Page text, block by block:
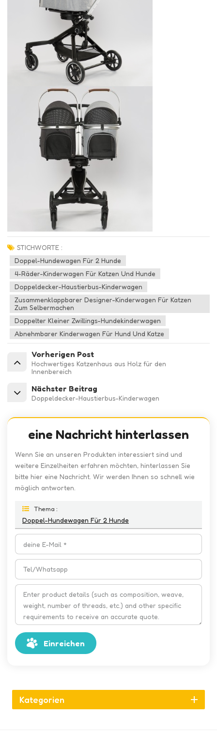
STICHWORTE :
Doppel-Hundewagen Für 2 Hunde
4-Räder-Kinderwagen Für Katzen Und Hunde
Doppeldecker-Haustierbus-Kinderwagen
Zusammenklappbarer Designer-Kinderwagen Für Katzen
Zum Selbermachen
Doppelter Kleiner Zwillings-Hundekinderwagen
Abnehmbarer Kinderwagen Für Hund Und Katze
Vorherigen Post
Hochwertiges Katzenhaus aus Holz für den
Innenbereich
Nächster Beitrag
Doppeldecker-Haustierbus-Kinderwagen
eine Nachricht hinterlassen
Wenn Sie an unseren Produkten interessiert sind und
weitere Einzelheiten erfahren möchten, hinterlassen Sie
bitte hier eine Nachricht. Wir werden Ihnen so schnell wie
möglich antworten.
Thema :
Doppel-Hundewagen Für 2 Hunde
Einreichen
Kategorien